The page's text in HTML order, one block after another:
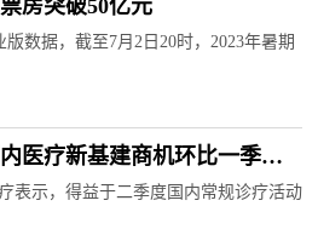
房突破50亿元
数据，截至7月2日20时，2023年暑期
医疗新基建商机环比一季度
表示，得益于二季度国内常规诊疗活动